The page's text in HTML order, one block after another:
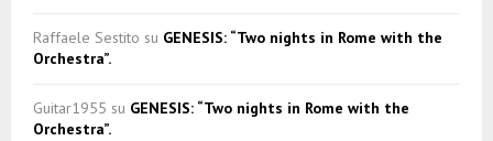
Raffaele Sestito su GENESIS: “Two nights in Rome with the
Orchestra”.
Guitar1955 su GENESIS: “Two nights in Rome with the
Orchestra”.